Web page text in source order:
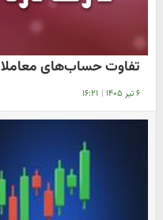
تفاوت حساب‌های
۶ تیر ۱۴۰۵ | ۱۶:۲۱